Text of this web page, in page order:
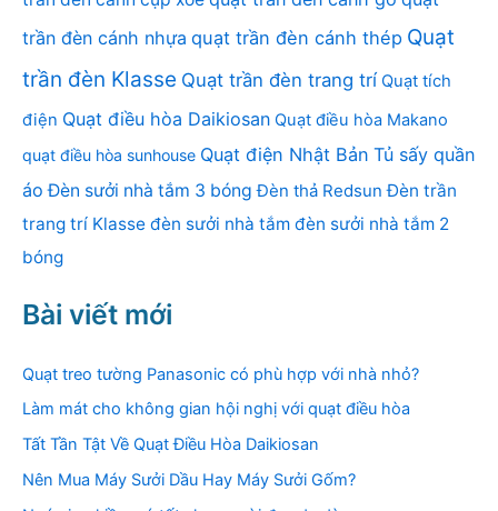
trần đèn cánh nhựa quạt trần đèn cánh thép Quạt
trần đèn Klasse Quạt trần đèn trang trí Quạt tích
điện Quạt điều hòa Daikiosan Quạt điều hòa Makano
quạt điều hòa sunhouse Quạt điện Nhật Bản Tủ sấy quần
áo Đèn sưởi nhà tắm 3 bóng Đèn thả Redsun Đèn trần
trang trí Klasse đèn sưởi nhà tắm đèn sưởi nhà tắm 2
bóng
Bài viết mới
Quạt treo tường Panasonic có phù hợp với nhà nhỏ?
Làm mát cho không gian hội nghị với quạt điều hòa
Tất Tần Tật Về Quạt Điều Hòa Daikiosan
Nên Mua Máy Sưởi Dầu Hay Máy Sưởi Gốm?